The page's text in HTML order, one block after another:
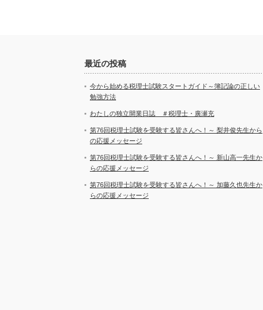
最近の投稿
今から始める税理士試験スタートガイド～簿記論の正しい
勉強方法
わたしの独立開業日誌 ＃税理士・廣瀬充
第76回税理士試験を受験する皆さんへ！～ 梨井俊先生から
の応援メッセージ
第76回税理士試験を受験する皆さんへ！～ 新山高一先生か
らの応援メッセージ
第76回税理士試験を受験する皆さんへ！～ 加藤久也先生か
らの応援メッセージ